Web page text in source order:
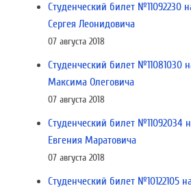
Студенческий билет №11092230
Сергея Леонидовича
07 августа 2018
Студенческий билет №11081030
Максима Олеговича
07 августа 2018
Студенческий билет №11092034
Евгения Маратовича
07 августа 2018
Студенческий билет №10122105